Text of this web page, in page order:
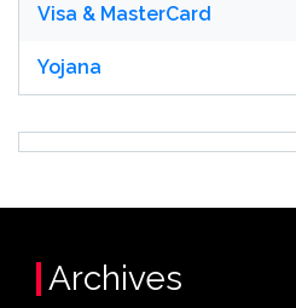
Visa & MasterCard
Yojana
Archives